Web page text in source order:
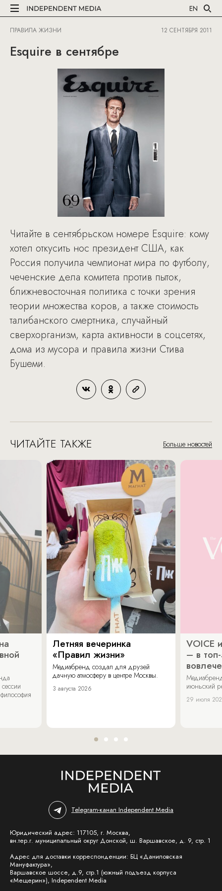
EN
ПРАВИЛА ЖИЗНИ 12 СЕНТЯБРЯ 2011
Esquire в сентябре
Читайте в сентябрьском номере Esquire: кому
хотел откусить нос президент США, как
Россия получила чемпионат мира по футболу,
чеченские дела комитета против пыток,
ближневосточная политика с точки зрения
теории множества коров, а также стоимость
талибанского смертника, случайный
сверхорганизм, карта активности в соцсетях,
дома из мусора и правила жизни Стива
Бушеми.
ЧИТАЙТЕ ТАКЖЕ Больше новостей
Летняя вечеринка
«Правил жизни»
Медиабренд создал для друзей
дачную атмосферу в центре Москвы.
3 августа 2026
VOICE
– в
июньский
29 июля
Telegram-канал Independent Media
Юридический адрес: 117105, г. Москва,
вн.тер.г. муниципальный округ Донской, ш. Варшавское, д. 9, стр. 1
Адрес для доставки корреспонденции: БЦ «Даниловская
Мануфактура»,
Варшавское шоссе, д.9, стр.1 (южный подъезд корпуса
«Мещерин»), Independent Media